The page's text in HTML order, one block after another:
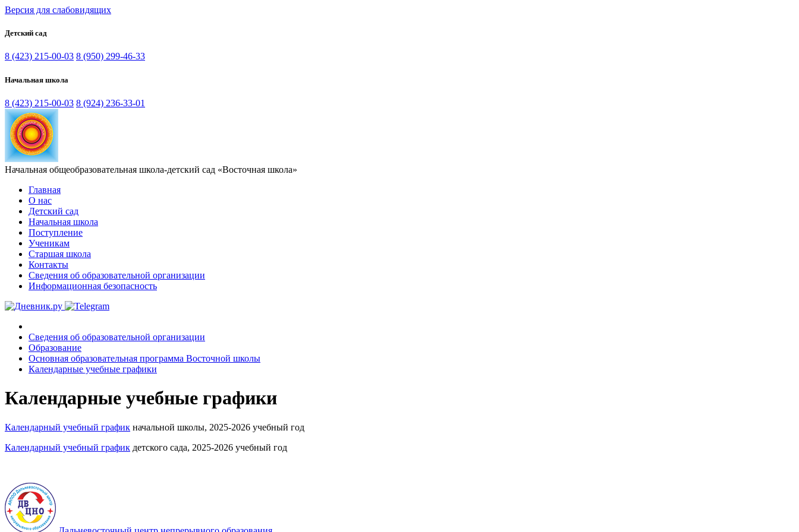
Версия для слабовидящих
Детский сад
8 (423) 215-00-03 8 (950) 299-46-33
Начальная школа
8 (423) 215-00-03 8 (924) 236-33-01
Начальная общеобразовательная школа-детский сад «Восточная школа»
Главная
О нас
Детский сад
Начальная школа
Поступление
Ученикам
Старшая школа
Контакты
Сведения об образовательной организации
Информационная безопасность
Сведения об образовательной организации
Образование
Основная образовательная программа Восточной школы
Календарные учебные графики
Календарные учебные графики
Календарный учебный график начальной школы, 2025-2026 учебный год
Календарный учебный график детского сада, 2025-2026 учебный год